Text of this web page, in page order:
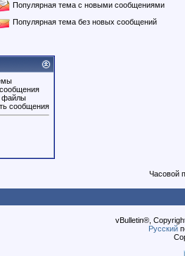
Популярная тема с новыми сообщениями
Популярная тема без новых сообщений
файлы
сообщения
Часовой
vBulletin®,
Русский